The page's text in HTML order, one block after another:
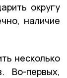
округу
наличие
несколько
Во-первых,